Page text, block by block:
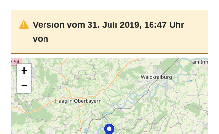
Version vom 31. Juli 2019, 16:47 Uhr
von
+
−